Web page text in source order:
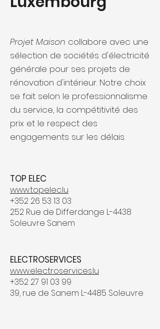
Projet Maison collabore avec une
sélection de sociétés d'électricité
générale pour ses projets de
rénovation d'intérieur. Notre choix
se fait selon le professionnalisme
du service, la compétitivité des
prix et le respect des
engagements sur les délais.
TOP ELEC
www.topelec.lu
+352 26 53 13 03
252 Rue de Differdange L-4438
Soleuvre Sanem
ELECTROSERVICES
www.electroservices.lu
+352 27 91 03 99
39, rue de Sanem L-4485 Soleuvre